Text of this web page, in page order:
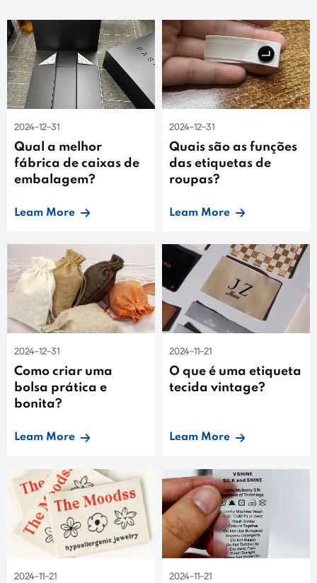
2024-12-31
Qual a melhor
fábrica de caixas de
embalagem?
Leam More
2024-12-31
Quais são as funções
das etiquetas de
roupas?
Leam More
2024-12-31
Como criar uma
bolsa prática e
bonita?
Leam More
2024-11-21
O que é uma etiqueta
tecida vintage?
Leam More
2024-11-21 2024-11-21